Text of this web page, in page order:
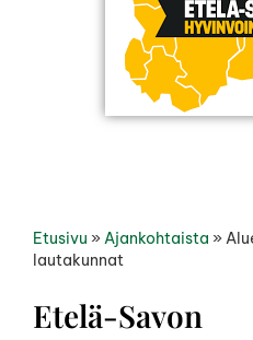
Etusivu » Ajankohtaista »
lautakunnat
Etelä-Savon